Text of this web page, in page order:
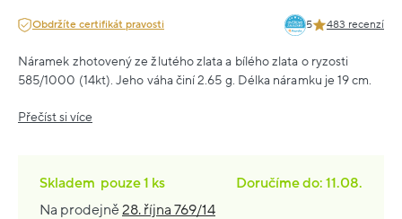
Obdržíte certifikát pravosti 5 483 recenzí
Náramek zhotovený ze žlutého zlata a bílého zlata o ryzosti
585/1000 (14kt). Jeho váha činí 2.65 g. Délka náramku je 19 cm.
Přečíst si více
Skladem pouze1 ks
Doručíme do: 11.08.
Na prodejně28. října 769/14